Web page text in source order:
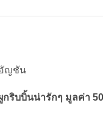
ญชัน
ริบบิ้นน่ารักๆ มูลค่า